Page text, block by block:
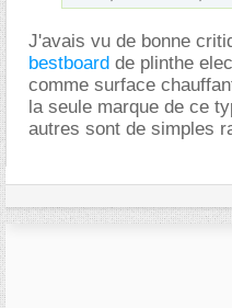
J'avais vu de bonne
bestboard de plinthe
comme surface
la seule marque de ce
autres sont de simples